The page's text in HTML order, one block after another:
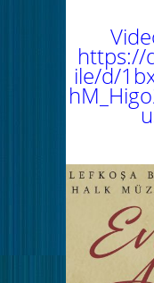
https://
ile/d/